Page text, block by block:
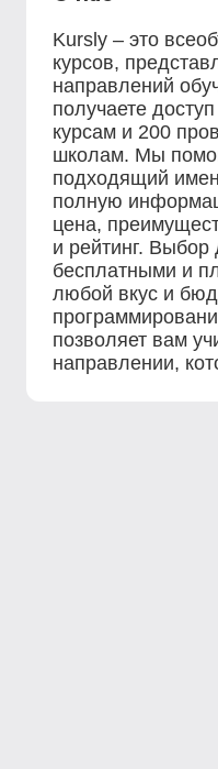
Kursly – это
курсов,
направлений
получаете
курсам и 200
школам. Мы
подходящий
полную
цена,
и рейтинг. Выбор
бесплатными и
любой вкус и
позволяет вам
направлении,